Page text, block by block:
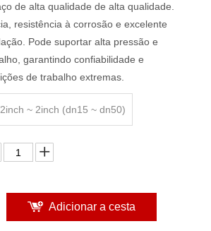
de alta qualidade de alta qualidade.
resistência à corrosão e excelente
Pode suportar alta pressão e
garantindo confiabilidade e
de trabalho extremas.
~ 2inch (dn15 ~ dn50)
Adicionar a cesta